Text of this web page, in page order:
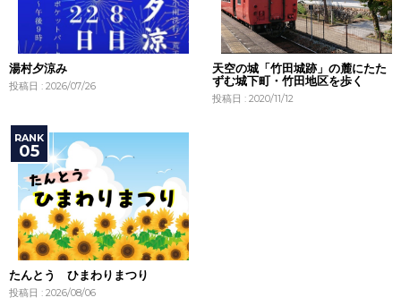
湯村夕涼み
投稿日 : 2026/07/26
天空の城「竹田城跡」の麓にたた
ずむ城下町・竹田地区を歩く
投稿日 : 2020/11/12
たんとう ひまわりまつり
投稿日 : 2026/08/06